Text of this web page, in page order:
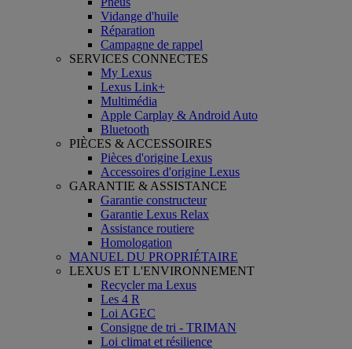
Vidange d'huile
Réparation
Campagne de rappel
SERVICES CONNECTES
My Lexus
Lexus Link+
Multimédia
Apple Carplay & Android Auto
Bluetooth
PIÈCES & ACCESSOIRES
Pièces d'origine Lexus
Accessoires d'origine Lexus
GARANTIE & ASSISTANCE
Garantie constructeur
Garantie Lexus Relax
Assistance routiere
Homologation
MANUEL DU PROPRIÉTAIRE
LEXUS ET L'ENVIRONNEMENT
Recycler ma Lexus
Les 4 R
Loi AGEC
Consigne de tri - TRIMAN
Loi climat et résilience